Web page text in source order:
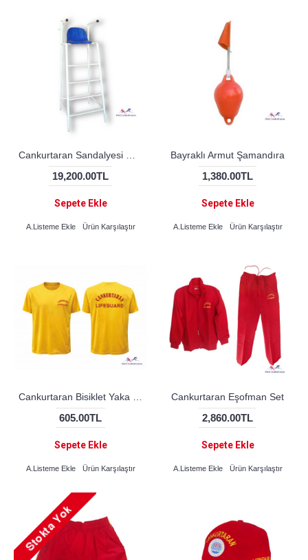
19,200.00TL
Sepete Ekle
A.Listeme Ekle Ürün Karşılaştır
Bayraklı Armut Şamandıra
1,380.00TL
Sepete Ekle
A.Listeme Ekle Ürün Karşılaştır
605.00TL
Sepete Ekle
A.Listeme Ekle Ürün Karşılaştır
Cankurtaran Eşofman Set
2,860.00TL
Sepete Ekle
A.Listeme Ekle Ürün Karşılaştır